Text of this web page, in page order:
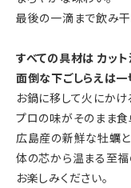
最後の一滴まで飲み干
すべての具材は カッ
面倒な下ごしらえは一
お鍋に移して火にか
プロの味がそのまま食
広島産の新鮮な牡蠣と
体の芯から温まる至福
お楽しみください。